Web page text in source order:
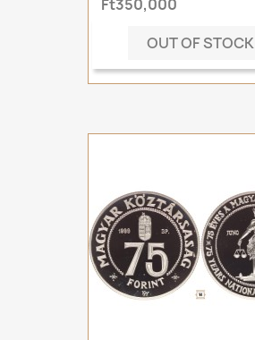
Ft350,000
OUT OF STOCK